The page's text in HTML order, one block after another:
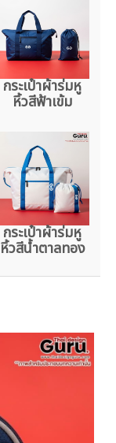
กระเป๋าผ้าร่มหู
หิ้วสีฟ้าเข้ม
กระเป๋าผ้าร่มหู
หิ้วสีน้ำตาลทอง